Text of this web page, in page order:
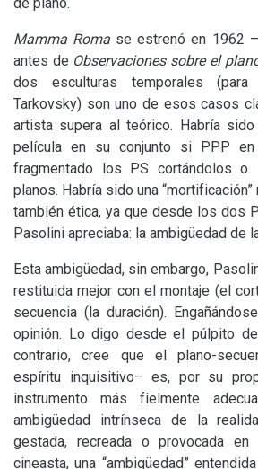
Mamma Roma se estrenó en 1962
antes de Observaciones sobre el
dos esculturas temporales
Tarkovsky) son uno de esos casos
artista supera al teórico. Habría
película en su conjunto si PPP
fragmentado los PS cortándolos o
planos. Habría sido una
también ética, ya que desde los dos
Pasolini apreciaba: la ambigüedad de
Esta ambigüedad, sin embargo,
restituida mejor con el montaje (el
secuencia (la duración).
opinión. Lo digo desde el púlpito
contrario, cree que el plano-
espíritu inquisitivo– es, por su
instrumento más fielmente
ambigüedad intrínseca de la
gestada, recreada o provocada
cineasta, una “ambigüedad”